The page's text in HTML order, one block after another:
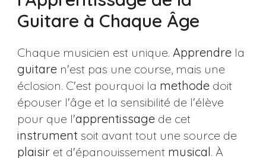
Guitare à Chaque Âge
Chaque musicien est unique. Apprendrela
guitaren'est pas une course, mais une
éclosion. C'est pourquoi la methodedoit
épouser l'âge et la sensibilité de l'élève
pour que l'apprentissagede cet
instrument soit avant tout une source de
plaisiret d'épanouissement musical. À